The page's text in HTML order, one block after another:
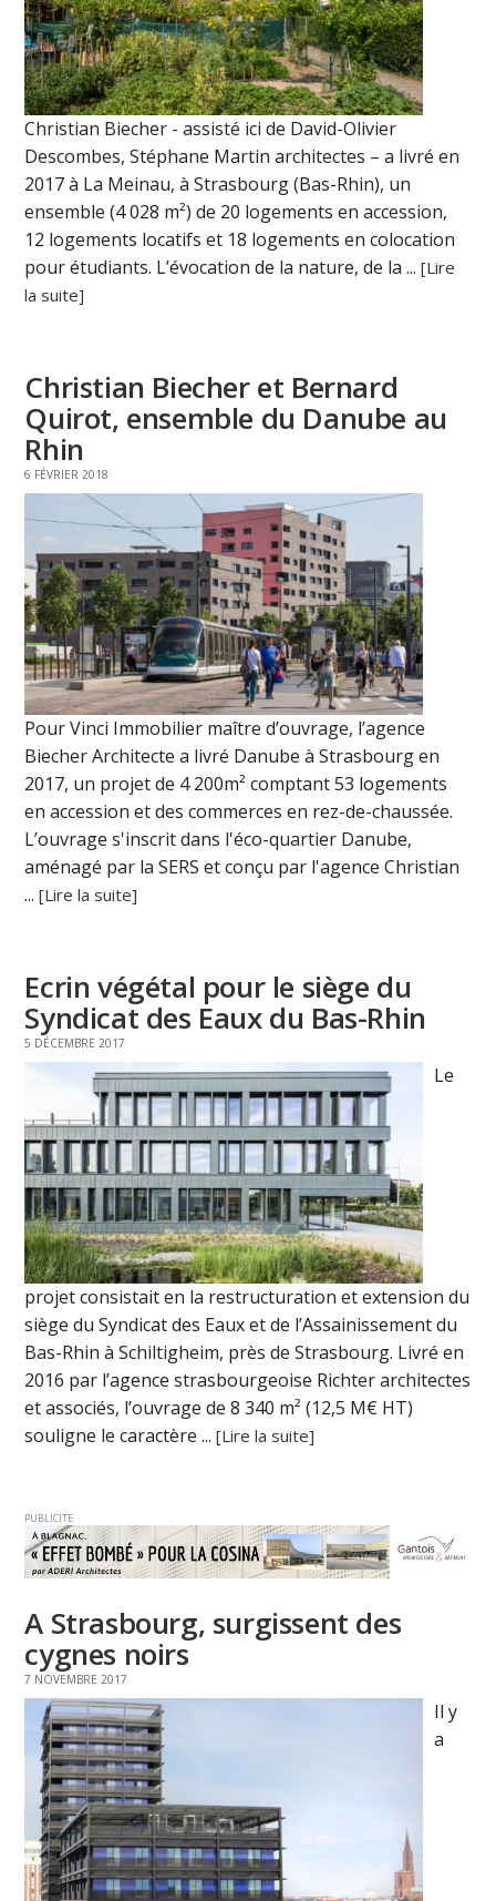
Christian Biecher - assisté ici de David-Olivier
Descombes, Stéphane Martin architectes – a livré en
2017 à La Meinau, à Strasbourg (Bas-Rhin), un
ensemble (4 028 m²) de 20 logements en accession,
12 logements locatifs et 18 logements en colocation
pour étudiants. L’évocation de la nature, de la ...[Lire
la suite]
Christian Biecher et Bernard
Quirot, ensemble du Danube au
Rhin
6 FÉVRIER 2018
Pour Vinci Immobilier maître d’ouvrage, l’agence
Biecher Architecte a livré Danube à Strasbourg en
2017, un projet de 4 200m² comptant 53 logements
en accession et des commerces en rez-de-chaussée.
L’ouvrage s'inscrit dans l'éco-quartier Danube,
aménagé par la SERS et conçu par l'agence Christian
...[Lire la suite]
Ecrin végétal pour le siège du
Syndicat des Eaux du Bas-Rhin
5 DÉCEMBRE 2017
Le
projet consistait en la restructuration et extension du
siège du Syndicat des Eaux et de l’Assainissement du
Bas-Rhin à Schiltigheim, près de Strasbourg. Livré en
2016 par l’agence strasbourgeoise Richter architectes
et associés, l’ouvrage de 8 340 m² (12,5 M€ HT)
souligne le caractère ...[Lire la suite]
PUBLICITE
A Strasbourg, surgissent des
cygnes noirs
7 NOVEMBRE 2017
Il y
a